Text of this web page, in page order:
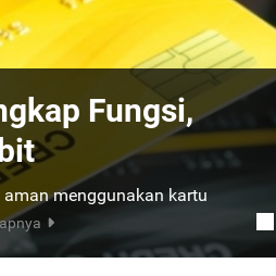
Kredit untuk
Simak artikel